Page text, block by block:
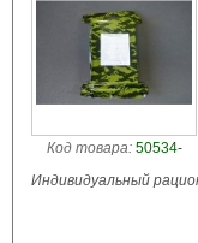
Код товара:50534-
Индивидуальный